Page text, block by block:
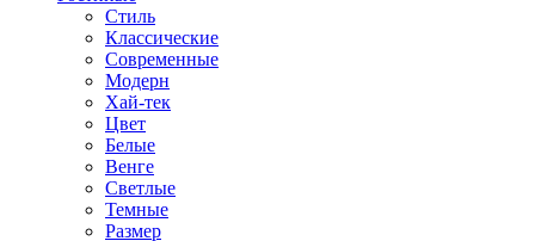
Стиль
Классические
Современные
Модерн
Хай-тек
Цвет
Белые
Венге
Светлые
Темные
Размер